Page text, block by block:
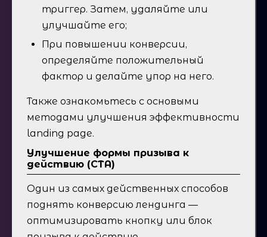
триггер. Затем, удаляйте или
улучшайте его;
При повышении конверсии,
определяйте положительный
фактор и делайте упор на него.
Также ознакомьтесь с основыми
методами улучшения эффективности
landing page.
Улучшение формы призыва к
действию (СТА)
Один из самых действенных способов
поднять конверсию лендинга —
оптимизировать кнопку или блок